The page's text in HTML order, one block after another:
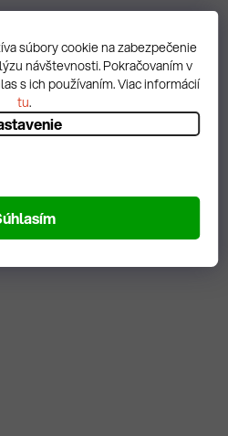
súbory cookie na zabezpečenie
návštevnosti. Pokračovaním v
s ich používaním. Viac informácií
tu.
Pracovný stôl 1200 so
zásuvkami a policou /
rôzne farby
370,07 €/ ks
DO KOŠÍKA
Na objednávku